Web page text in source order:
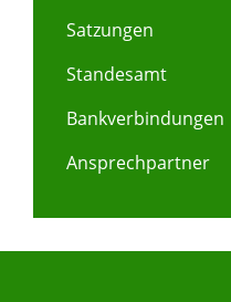
Satzungen
Standesamt
Bankverbindungen
Ansprechpartner